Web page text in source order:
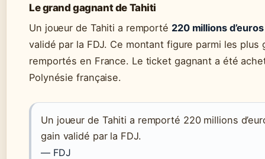
Le grand gagnant de Tahiti
Un joueur de Tahiti a remporté 220 millions d’euros
validé par la FDJ. Ce montant figure parmi les plus
remportés en France. Le ticket gagnant a été
Polynésie française.
Un joueur de Tahiti a remporté 220 millions
gain validé par la FDJ.
— FDJ